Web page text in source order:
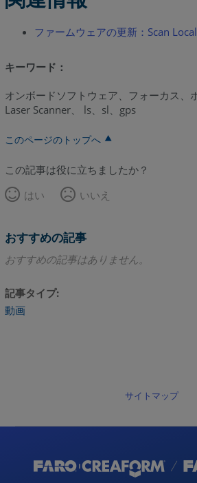
ファームウェアの更新：Scan
キーワード：
オンボードソフトウェア、フォーカス、
Laser Scanner、 ls、sl、gps
このページのトップへ
この記事は役に立ちましたか？
はい
いいえ
おすすめの記事
おすすめの記事はありません。
記事タイプ
動画
サイトマップ